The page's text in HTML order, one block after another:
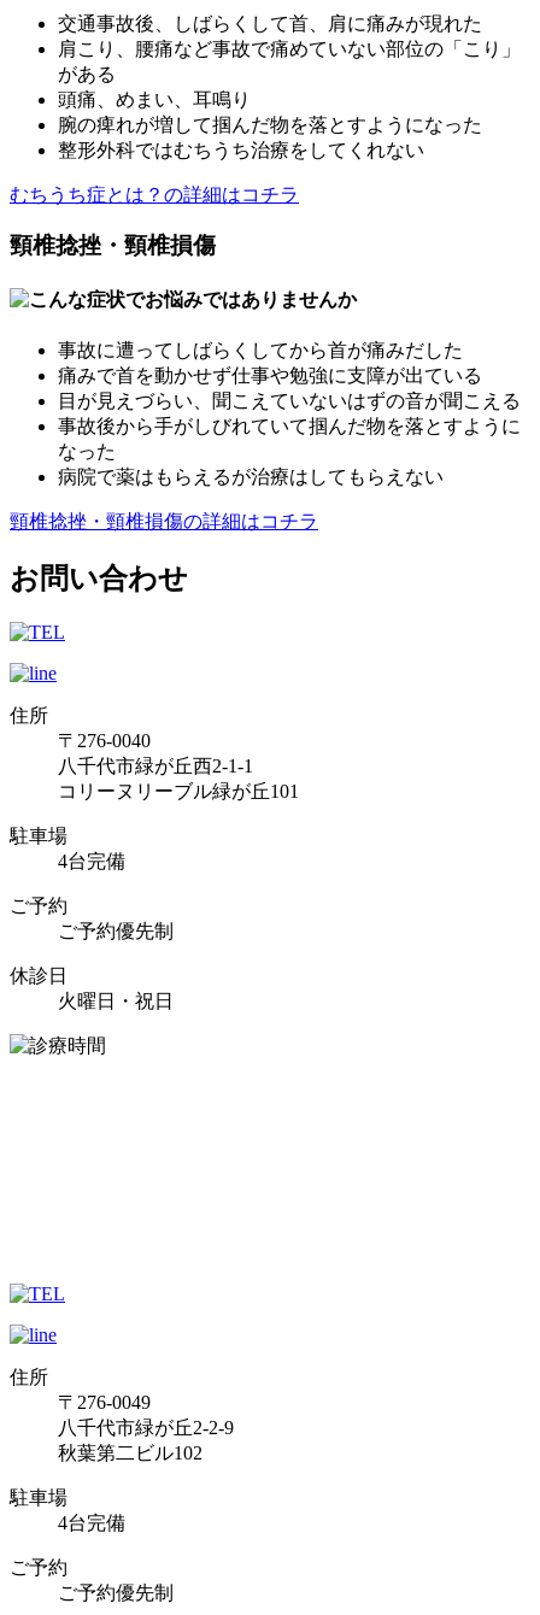
交通事故後、しばらくして首、肩に痛みが現れた
肩こり、腰痛など事故で痛めていない部位の「こり」
がある
頭痛、めまい、耳鳴り
腕の痺れが増して掴んだ物を落とすようになった
整形外科ではむちうち治療をしてくれない
むちうち症とは？の詳細はコチラ
頸椎捻挫・頸椎損傷
事故に遭ってしばらくしてから首が痛みだした
痛みで首を動かせず仕事や勉強に支障が出ている
目が見えづらい、聞こえていないはずの音が聞こえる
事故後から手がしびれていて掴んだ物を落とすように
なった
病院で薬はもらえるが治療はしてもらえない
頸椎捻挫・頸椎損傷の詳細はコチラ
お問い合わせ
住所
〒276-0040
八千代市緑が丘西2-1-1
コリーヌリーブル緑が丘101
駐車場
4台完備
ご予約
ご予約優先制
休診日
火曜日・祝日
住所
〒276-0049
八千代市緑が丘2-2-9
秋葉第二ビル102
駐車場
4台完備
ご予約
ご予約優先制